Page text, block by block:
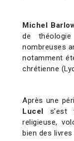
Michel
de
nombreuses
notamment
chrétienne
Après une
Lucel s’est
religieuse,
bien des